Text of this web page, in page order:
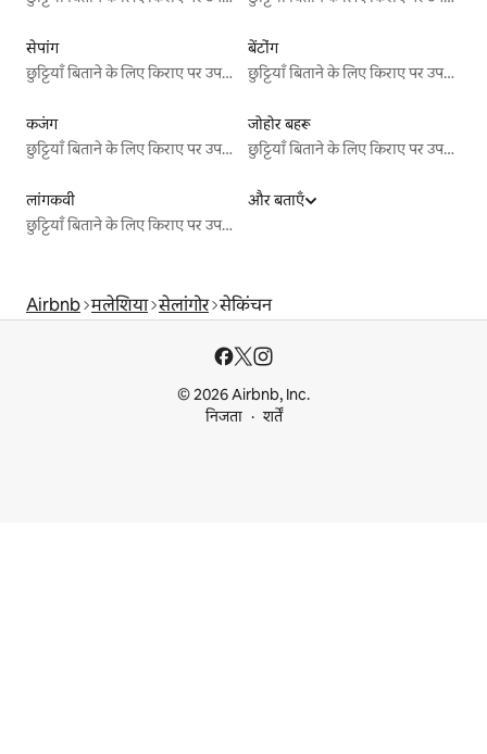
सेपांग
छुट्टियाँ बिताने के लिए किराए पर उपलब्ध जगहें
बेंटोंग
छुट्टियाँ बिताने के लिए किराए पर उपलब्ध जगहें
कजंग
छुट्टियाँ बिताने के लिए किराए पर उपलब्ध जगहें
जोहोर बहरू
छुट्टियाँ बिताने के लिए किराए पर उपलब्ध जगहें
लांगकवी
छुट्टियाँ बिताने के लिए किराए पर उपलब्ध जगहें
और बताएँ
Airbnb मलेशिया सेलांगोर सेकिंचन
© 2026 Airbnb, Inc.
निजता
शर्तें